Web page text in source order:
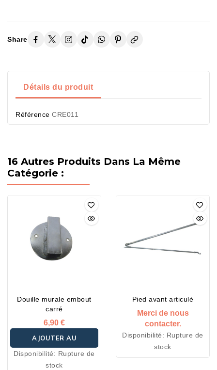
Share
Détails du produit
Référence CRE011
16 Autres Produits Dans La Même
Catégorie :
Douille murale embout
carré
6,90 €
AJOUTER AU
PANIER
Disponibilité: Rupture de
stock
Pied avant articulé
Merci de nous
contacter.
Disponibilité: Rupture de
stock